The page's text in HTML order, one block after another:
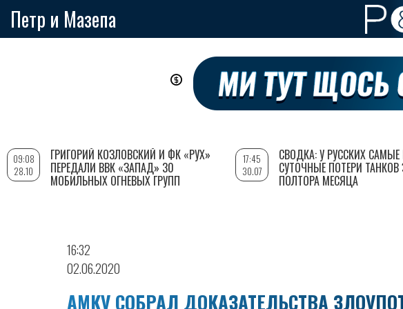
Петр и Мазепа
16:32
02.06.2020
АМКУ СОБРАЛ ДОКАЗАТЕЛЬСТВА
09:08
28.10
ГРИГОРИЙ КОЗЛОВСКИЙ И ФК «РУХ»
ПЕРЕДАЛИ ВВК «ЗАПАД» 30
МОБИЛЬНЫХ ОГНЕВЫХ ГРУПП
17:45
30.07
СВОДКА: У РУССКИХ
СУТОЧНЫЕ ПОТЕРИ ТАНКОВ
ПОЛТОРА МЕСЯЦА